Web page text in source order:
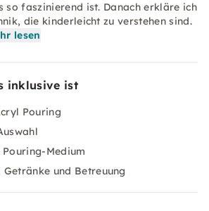
so faszinierend ist. Danach erkläre ich
die kinderleicht zu verstehen sind.
lesen
inklusive ist
Pouring
Medium
und Betreuung